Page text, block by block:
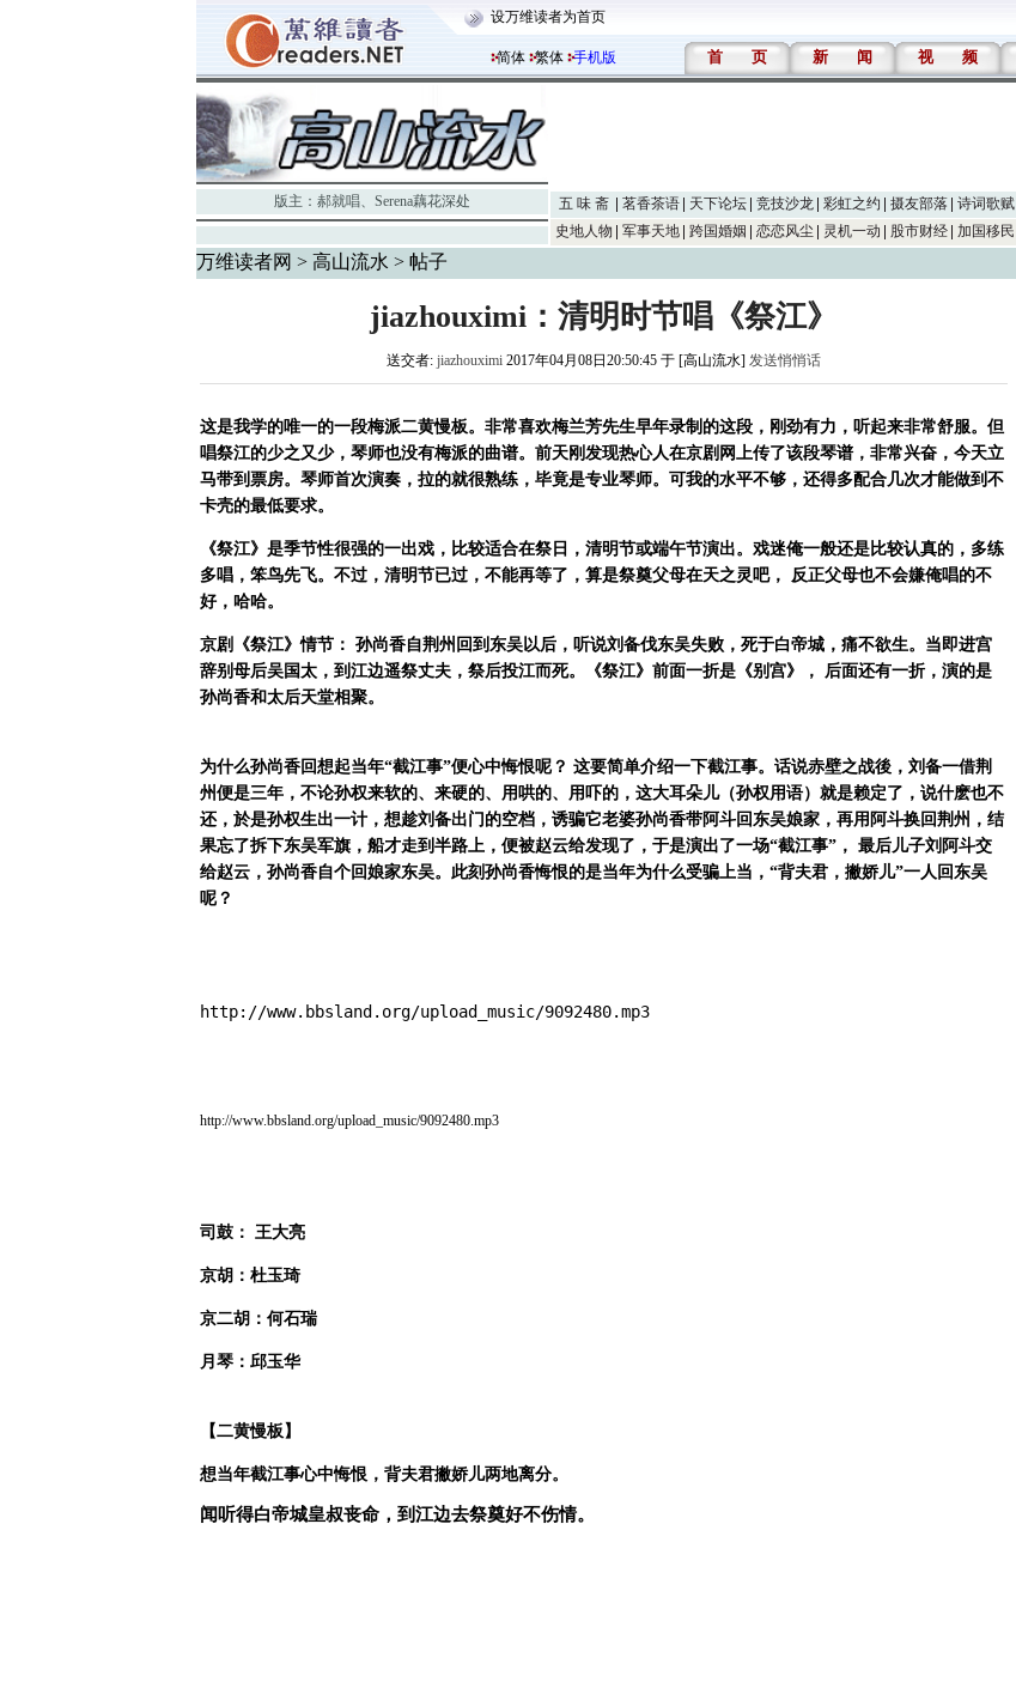
设万维读者为首页
简体 繁体 手机版 首 页 新 闻 视 频
版主： 郝就唱、 Serena藕花深处 五 味 斋 茗香茶语 天下论坛 竞技沙龙 彩虹之约 摄友部落 诗词歌赋
史地人物
军事天地 跨国婚姻 恋恋风尘 灵机一动 股市财经 加国移民
万维读者网 > 高山流水 > 帖子
jiazhouximi：清明时节唱《祭江》
送交者: jiazhouximi2017年04月08日20:50:45 于 [高山流水] 发送悄悄话
这是我学的唯一的一段梅派二黄慢板。非常喜欢梅兰芳先生早年录制的这段，刚劲有力，听起来非常舒服。但
唱祭江的少之又少，琴师也没有梅派的曲谱。前天刚发现热心人在京剧网上传了该段琴谱，非常兴奋，今天立
马带到票房。琴师首次演奏，拉的就很熟练，毕竟是专业琴师。可我的水平不够，还得多配合几次才能做到不
卡壳的最低要求。
《祭江》是季节性很强的一出戏，比较适合在祭日，清明节或端午节演出。戏迷俺一般还是比较认真的，多练
多唱，笨鸟先飞。不过，清明节已过，不能再等了，算是祭奠父母在天之灵吧， 反正父母也不会嫌俺唱的不
好，哈哈。
京剧《祭江》情节： 孙尚香自荆州回到东吴以后，听说刘备伐东吴失败，死于白帝城，痛不欲生。当即进宫
辞别母后吴国太，到江边遥祭丈夫，祭后投江而死。《祭江》前面一折是《别宫》，
后面还有一折，演的是
孙尚香和太后天堂相聚。
为什么孙尚香回想起当年“截江事”便心中悔恨呢？ 这要简单介绍一下截江事。话说赤壁之战後，刘备一借荆
州便是三年，不论孙权来软的、来硬的、用哄的、用吓的，这大耳朵儿（孙权用语）就是赖定了，说什麽也不
还，於是孙权生出一计，想趁刘备出门的空档，诱骗它老婆孙尚香带阿斗回东吴娘家，再用阿斗换回荆州，结
果忘了拆下东吴军旗，船才走到半路上，便被赵云给发现了，于是演出了一场“截江事”， 最后儿子刘阿斗交
给赵云，孙尚香自个回娘家东吴。此刻孙尚香悔恨的是当年为什么受骗上当，“背夫君，撇娇儿”一人回东吴
呢？
http://www.bbsland.org/upload_music/9092480.mp3
http://www.bbsland.org/upload_music/9092480.mp3
司鼓： 王大亮
京胡：杜玉琦
京二胡：何石瑞
月琴：邱玉华
【二黄慢板】
想当年截江事心中悔恨，背夫君撇娇儿两地离分。
闻听得白帝城皇叔丧命，到江边去祭奠好不伤情。